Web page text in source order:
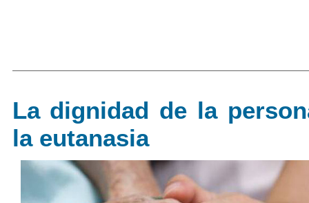
La dignidad de la
la eutanasia